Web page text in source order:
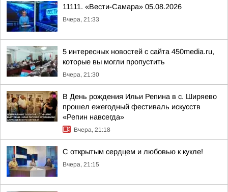
11111. «Вести-Самара» 05.08.2026
Вчера, 21:33
5 интересных новостей с сайта 450media.ru,
которые вы могли пропустить
Вчера, 21:30
В День рождения Ильи Репина в с. Ширяево
прошел ежегодный фестиваль искусств
«Репин навсегда»
Вчера, 21:18
С открытым сердцем и любовью к кукле!
Вчера, 21:15